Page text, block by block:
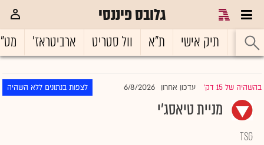
גלובס פיננסי
ראשי תיק אישי ת"א וול סטריט ארביטראז'
בהשהיה של 15 דק' |עדכון אחרון 6/8/2026 לצפות בנתונים ללא השהיה
מניית טיאסג'י
TSG